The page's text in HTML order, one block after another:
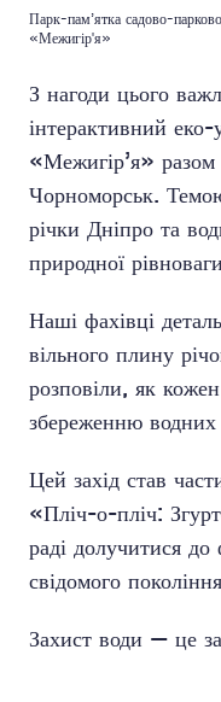
Парк-пам’ятка садово-
«Межигір'я»
З нагоди цього
інтерактивний
«Межигір’я» разом
Чорноморськ.
річки Дніпро та
природної
Наші фахівці
вільного плину
розповіли, як
збереженню водних
Цей захід став
«Пліч-о-пліч:
раді долучитися
свідомого
Захист води — це